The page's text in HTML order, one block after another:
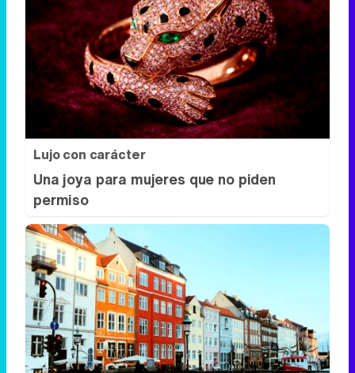
Lujo con carácter
Una joya para mujeres que no piden
permiso